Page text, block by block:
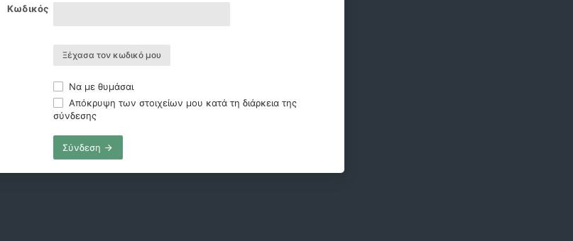
Κωδικός
Ξέχασα τον κωδικό μου
Να με θυμάσαι
Απόκρυψη των στοιχείων μου κατά τη διάρκεια της
σύνδεσης
Σύνδεση